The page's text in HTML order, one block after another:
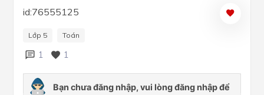
id:76555125
Lớp 5 Toán
1 1